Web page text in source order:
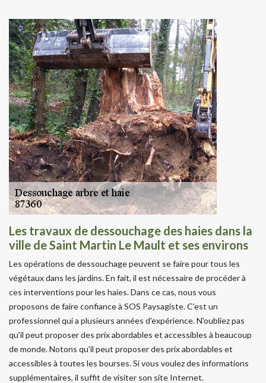
Les travaux de dessouchage des haies dans la
ville de Saint Martin Le Mault et ses environs
Les opérations de dessouchage peuvent se faire pour tous les
végétaux dans les jardins. En fait, il est nécessaire de procéder à
ces interventions pour les haies. Dans ce cas, nous vous
proposons de faire confiance à SOS Paysagiste. C'est un
professionnel qui a plusieurs années d'expérience. N'oubliez pas
qu'il peut proposer des prix abordables et accessibles à beaucoup
de monde. Notons qu'il peut proposer des prix abordables et
accessibles à toutes les bourses. Si vous voulez des informations
supplémentaires, il suffit de visiter son site Internet.